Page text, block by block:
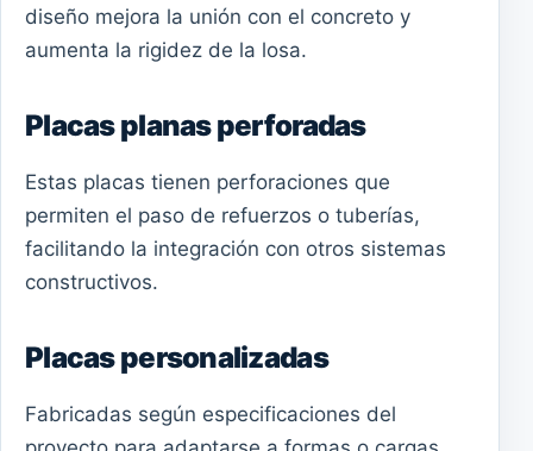
diseño mejora la unión con el concreto y
aumenta la rigidez de la losa.
Placas planas perforadas
Estas placas tienen perforaciones que
permiten el paso de refuerzos o tuberías,
facilitando la integración con otros sistemas
constructivos.
Placas personalizadas
Fabricadas según especificaciones del